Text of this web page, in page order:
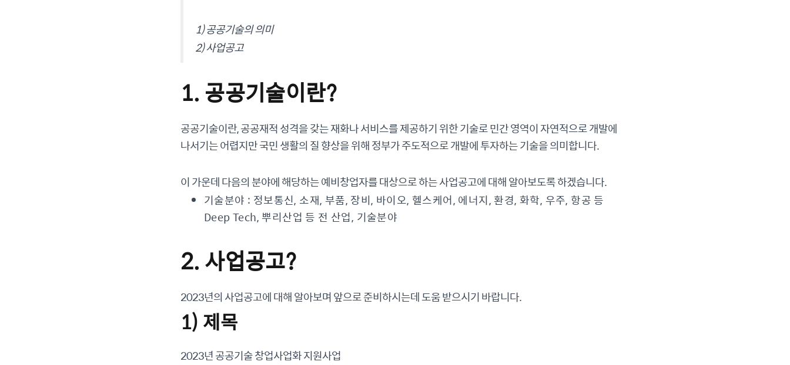
1) 공공기술의 의미
2) 사업공고
1. 공공기술이란?
공공기술이란, 공공재적 성격을 갖는 재화나 서비스를 제공하기 위한 기술로 민간 영역이 자연적으로 개발에
나서기는 어렵지만 국민 생활의 질 향상을 위해 정부가 주도적으로 개발에 투자하는 기술을 의미합니다.
이 가운데 다음의 분야에 해당하는 예비창업자를 대상으로 하는 사업공고에 대해 알아보도록 하겠습니다.
기술분야 : 정보통신, 소재, 부품, 장비, 바이오, 헬스케어, 에너지, 환경, 화학, 우주, 항공 등
Deep Tech, 뿌리산업 등 전 산업, 기술분야
2. 사업공고?
2023년의 사업공고에 대해 알아보며 앞으로 준비하시는데 도움 받으시기 바랍니다.
1) 제목
2023년 공공기술 창업사업화 지원사업